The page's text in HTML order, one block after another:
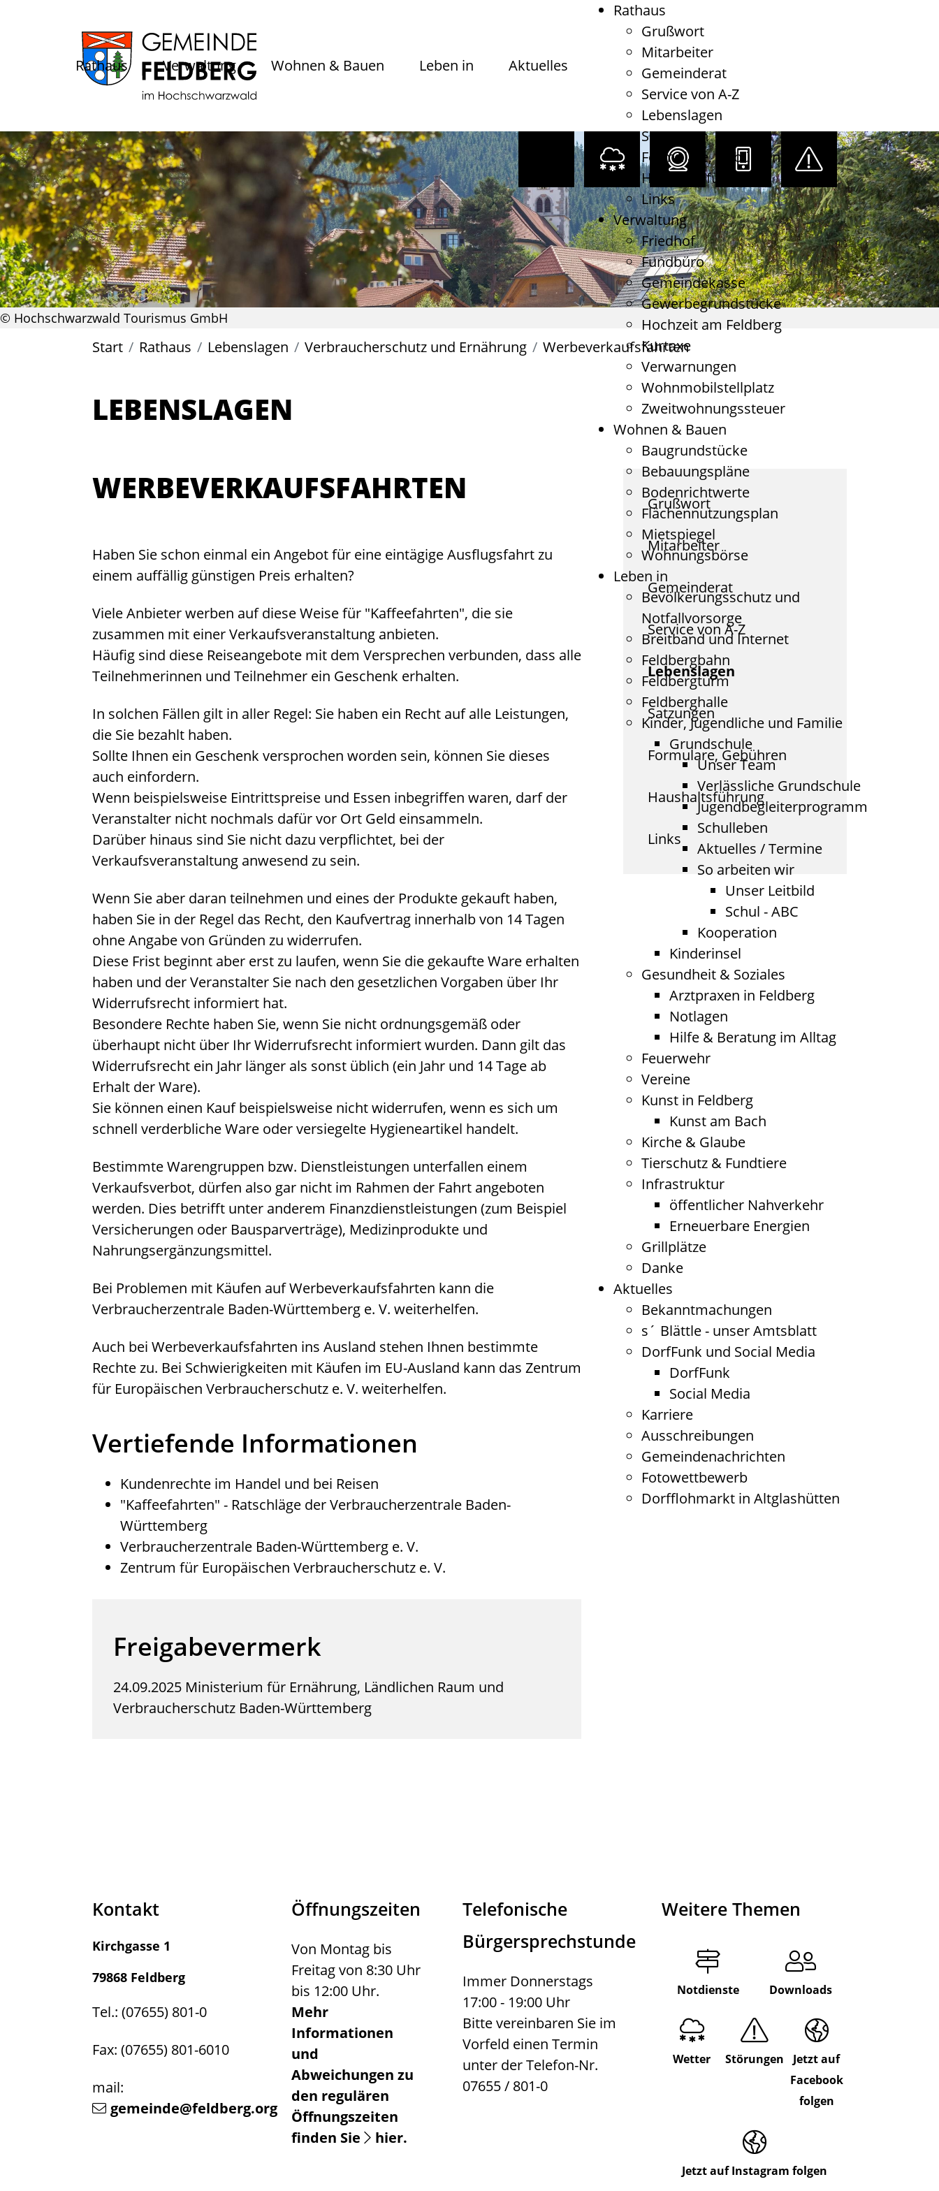
Rathaus Verwaltung Wohnen & Bauen Leben in Aktuelles
Rathaus
Grußwort
Mitarbeiter
Gemeinderat
Service von A-Z
Lebenslagen
Satzungen
Formulare, Gebühren
Haushaltsführung
Links
Verwaltung
Friedhof
Fundbüro
Gemeindekasse
Gewerbegrundstücke
Hochzeit am Feldberg
Kurtaxe
Verwarnungen
Wohnmobilstellplatz
Zweitwohnungssteuer
Wohnen & Bauen
Baugrundstücke
Bebauungspläne
Bodenrichtwerte
Flächennutzungsplan
Mietspiegel
Wohnungsbörse
Leben in
Bevölkerungsschutz und
Notfallvorsorge
Breitband und Internet
Feldbergbahn
Feldbergturm
Feldberghalle
Kinder, Jugendliche und Familie
Grundschule
Unser Team
Verlässliche Grundschule
Jugendbegleiterprogramm
Schulleben
Aktuelles / Termine
So arbeiten wir
Unser Leitbild
Schul - ABC
Kooperation
Kinderinsel
Gesundheit & Soziales
Arztpraxen in Feldberg
Notlagen
Hilfe & Beratung im Alltag
Feuerwehr
Vereine
Kunst in Feldberg
Kunst am Bach
Kirche & Glaube
Tierschutz & Fundtiere
Infrastruktur
öffentlicher Nahverkehr
Erneuerbare Energien
Grillplätze
Danke
Aktuelles
Bekanntmachungen
s´ Blättle - unser Amtsblatt
DorfFunk und Social Media
DorfFunk
Social Media
Karriere
Ausschreibungen
Gemeindenachrichten
Fotowettbewerb
Dorfflohmarkt in Altglashütten
© Hochschwarzwald Tourismus GmbH
Start Rathaus Lebenslagen Verbraucherschutz und Ernährung Werbeverkaufsfahrten
LEBENSLAGEN
WERBEVERKAUFSFAHRTEN
Haben Sie schon einmal ein Angebot für eine eintägige Ausflugsfahrt zu
einem auffällig günstigen Preis erhalten?
Viele Anbieter werben auf diese Weise für "Kaffeefahrten", die sie
zusammen mit einer Verkaufsveranstaltung anbieten.
Häufig sind diese Reiseangebote mit dem Versprechen verbunden, dass alle
Teilnehmerinnen und Teilnehmer ein Geschenk erhalten.
In solchen Fällen gilt in aller Regel: Sie haben ein Recht auf alle Leistungen,
die Sie bezahlt haben.
Sollte Ihnen ein Geschenk versprochen worden sein, können Sie dieses
auch einfordern.
Wenn beispielsweise Eintrittspreise und Essen inbegriffen waren, darf der
Veranstalter nicht nochmals dafür vor Ort Geld einsammeln.
Darüber hinaus sind Sie nicht dazu verpflichtet, bei der
Verkaufsveranstaltung anwesend zu sein.
Wenn Sie aber daran teilnehmen und eines der Produkte gekauft haben,
haben Sie in der Regel das Recht, den Kaufvertrag innerhalb von 14 Tagen
ohne Angabe von Gründen zu widerrufen.
Diese Frist beginnt aber erst zu laufen, wenn Sie die gekaufte Ware erhalten
haben und der Veranstalter Sie nach den gesetzlichen Vorgaben über Ihr
Widerrufsrecht informiert hat.
Besondere Rechte haben Sie, wenn Sie nicht ordnungsgemäß oder
überhaupt nicht über Ihr Widerrufsrecht informiert wurden. Dann gilt das
Widerrufsrecht ein Jahr länger als sonst üblich (ein Jahr und 14 Tage ab
Erhalt der Ware).
Sie können einen Kauf beispielsweise nicht widerrufen, wenn es sich um
schnell verderbliche Ware oder versiegelte Hygieneartikel handelt.
Bestimmte Warengruppen bzw. Dienstleistungen unterfallen einem
Verkaufsverbot, dürfen also gar nicht im Rahmen der Fahrt angeboten
werden. Dies betrifft unter anderem Finanzdienstleistungen (zum Beispiel
Versicherungen oder Bausparverträge), Medizinprodukte und
Nahrungsergänzungsmittel.
Bei Problemen mit Käufen auf Werbeverkaufsfahrten kann die
Verbraucherzentrale Baden-Württemberg e. V. weiterhelfen.
Auch bei Werbeverkaufsfahrten ins Ausland stehen Ihnen bestimmte
Rechte zu. Bei Schwierigkeiten mit Käufen im EU-Ausland kann das Zentrum
für Europäischen Verbraucherschutz e. V. weiterhelfen.
Vertiefende Informationen
Kundenrechte im Handel und bei Reisen
"Kaffeefahrten" - Ratschläge der Verbraucherzentrale Baden-
Württemberg
Verbraucherzentrale Baden-Württemberg e. V.
Zentrum für Europäischen Verbraucherschutz e. V.
Freigabevermerk
24.09.2025 Ministerium für Ernährung, Ländlichen Raum und
Verbraucherschutz Baden-Württemberg
Grußwort
Mitarbeiter
Gemeinderat
Service von A-Z
Lebenslagen
Satzungen
Formulare, Gebühren
Haushaltsführung
Links
Kontakt
Kirchgasse 1
79868 Feldberg
Tel.: (07655) 801-0
Fax: (07655) 801-6010
mail:
gemeinde@feldberg.org
Öffnungszeiten
Von Montag bis
Freitag von 8:30 Uhr
bis 12:00 Uhr.
Mehr
Informationen
und
Abweichungen zu
den regulären
Öffnungszeiten
finden Sie
hier.
Telefonische
Bürgersprechstunde
Immer Donnerstags
17:00 - 19:00 Uhr
Bitte vereinbaren Sie im
Vorfeld einen Termin
unter der Telefon-Nr.
07655 / 801-0
Weitere Themen
Notdienste Downloads
Wetter Störungen
Jetzt auf
Facebook
folgen
Jetzt auf Instagram folgen